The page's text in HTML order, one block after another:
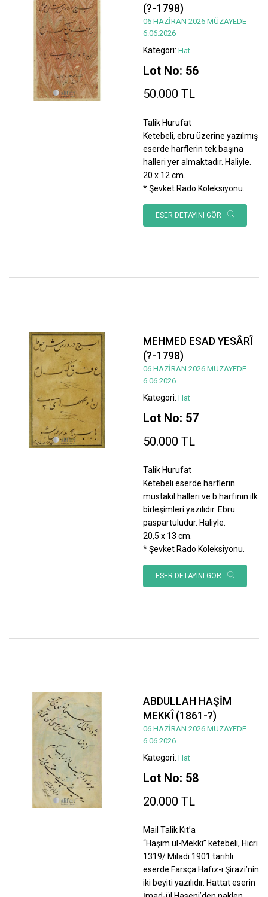
(?-1798)
06 HAZİRAN 2026 MÜZAYEDE
6.06.2026
Kategori: Hat
Lot No: 56
50.000 TL
Talik Hurufat
Ketebeli, ebru üzerine yazılmış
eserde harflerin tek başına
halleri yer almaktadır. Haliyle.
20 x 12 cm.
* Şevket Rado Koleksiyonu.
ESER DETAYINI GÖR
MEHMED ESAD YESÂRÎ
(?-1798)
06 HAZİRAN 2026 MÜZAYEDE
6.06.2026
Kategori: Hat
Lot No: 57
50.000 TL
Talik Hurufat
Ketebeli eserde harflerin
müstakil halleri ve b harfinin ilk
birleşimleri yazılıdır. Ebru
paspartuludur. Haliyle.
20,5 x 13 cm.
* Şevket Rado Koleksiyonu.
ESER DETAYINI GÖR
ABDULLAH HAŞİM
MEKKÎ (1861-?)
06 HAZİRAN 2026 MÜZAYEDE
6.06.2026
Kategori: Hat
Lot No: 58
20.000 TL
Mail Talik Kıt’a
“Haşim ül-Mekki” ketebeli, Hicri
1319/ Miladi 1901 tarihli
eserde Farsça Hafız-ı Şirazi’nin
iki beyiti yazılıdır. Hattat eserin